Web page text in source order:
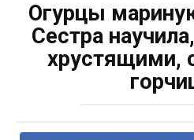
Огурцы
Сестра
хрустящими,